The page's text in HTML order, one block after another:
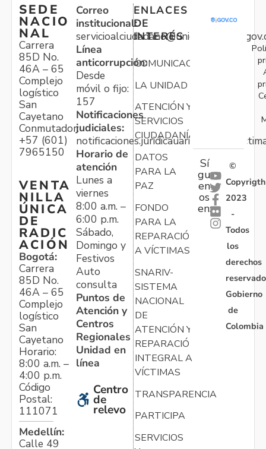
SEDE
NACIO
NAL
Carrera
85D No.
46A – 65
Complejo
logístico
San
Cayetano
Conmutador:
+57 (601)
7965150
VENTA
NILLA
ÚNICA
DE
RADIC
ACIÓN
Bogotá:
Carrera
85D No.
46A – 65
Complejo
logístico
San
Cayetano
Horario:
8:00 a.m. –
4:00 p.m.
Código
Postal:
111071
Medellín:
Calle 49
Correo
institucional:
Línea
anticorrupción:
Desde
móvil o fijo:
157
Notificaciones
judiciales:
Horario de
atención
Lunes a
viernes
8:00 a.m. –
6:00 p.m.
Sábado,
Domingo y
Festivos
Auto
consulta
Puntos de
Atención y
Centros
Regionales
Unidad en
línea
Centro
de
relevo
ENLACES
DE
INTERÉS
COMUNICACIONES
LA UNIDAD
ATENCIÓN Y
SERVICIOS
CIUDADANÍA
DATOS
PARA LA
PAZ
FONDO
PARA LA
REPARACIÓN
A VÍCTIMAS
SNARIV-
SISTEMA
NACIONAL
DE
ATENCIÓN Y
REPARACIÓN
INTEGRAL A
VÍCTIMAS
TRANSPARENCIA
PARTICIPA
SERVICIOS
Sí
gu
en
os
en:
©
Copyrigth
2023
-
Todos
los
derechos
Gobierno
de
Colombia